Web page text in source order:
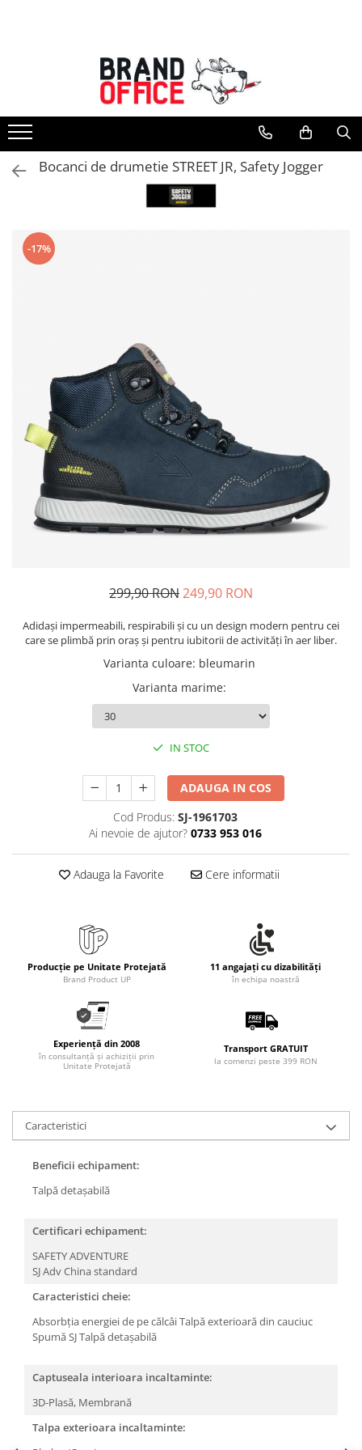
Unitate Protejata - PRODUCTIE
Hartie copiator si produse
tipografice
Produse consumabile din hartie
Detergenti si dezinfectanti
Agende, calendare si organizatoare
Hartie si articole din hartie
Bibliorafturi, caiete mecanice,
separatoare
Capsatoare, capse si perforatoare
Caiete si blocnotesuri
Dosare, folii protectie si mape
Accesorii diverse pentru birou
Etichetare si ambalare
Arhivare si depozitare
Pixuri cu gel
Stilouri
Seturi de scris Premium
Instrumente de scris eco
Creioane mecanice si grafit
Carioci si creioane colorate
Rezerve instrumente scris
Tavite documente si suporturi
Ascutitori, radiere, agrafe
Curatenie si igiena
Produse Antibacteriene
Articole pentru baie
Articole pentru bucatarie
Maturi, mopuri si galeti
Hartie igienica, prosoape hartie si
dispensere
geamuri, mobila
Articole pentru birou, suprafete,
Accesorii pentru curatenie
Tipografie si stampile
Formulare tipizate
Caiete si blocnotesuri
personalizate
Stampile, tusiere si tus
Imbracaminte
Tricouri
Bluze & Pulovere
Bocanci de drumetie STREET JR, Safety Jogger
-17%
299,90 RON249,90 RON
Adidași impermeabili, respirabili și cu un design modern pentru cei
care se plimbă prin oraș și pentru iubitorii de activități în aer liber.
Varianta culoare: bleumarin
Varianta marime:
IN STOC
ADAUGA IN COS
Cod Produs: SJ-1961703
Ai nevoie de ajutor? 0733 953 016
Adauga la Favorite Cere informatii
Producție pe Unitate Protejată
Brand Product UP
11 angajați cu dizabilități
în echipa noastră
Experiență din 2008
în consultanță și achiziții prin
Unitate Protejată
Transport GRATUIT
la comenzi peste 399 RON
Caracteristici
Beneficii echipament:
Talpă detașabilă
Certificari echipament:
SAFETY ADVENTURE
SJ Adv China standard
Caracteristici cheie:
Absorbția energiei de pe călcâiTalpă exterioară din cauciuc
Spumă SJTalpă detașabilă
Captuseala interioara incaltaminte:
3D-Plasă, Membrană
Talpa exterioara incaltaminte: